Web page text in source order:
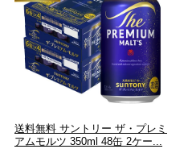
送料無料 サントリー ザ・プレミ
アムモルツ 350ml 48缶 2ケー...